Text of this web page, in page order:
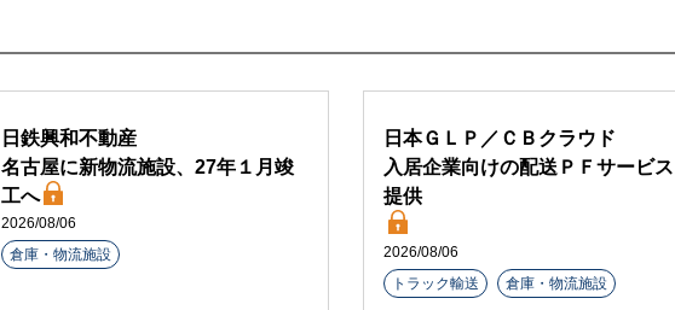
日鉄興和不動産
名古屋に新物流施設、27年１月竣
工へ
2026/08/06
倉庫・物流施設
日本ＧＬＰ／ＣＢクラウド
入居企業向けの配送ＰＦサービス
提供
2026/08/06
トラック輸送
倉庫・物流施設